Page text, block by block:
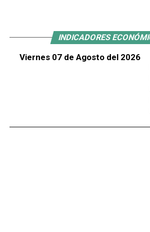
INDICADORES
Viernes 07 de Agosto del 2026